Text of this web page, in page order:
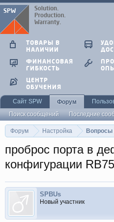
Форум Настройка
проброс порта в
конфигурации
SPBUs
Новый участник
ТОВАРЫ В
НАЛИЧИИ
ФИНАНСОВАЯ
ГИБКОСТЬ
ЦЕНТР
ОБУЧЕНИЯ
Сайт SPW
Форум
Поиск сообщений
Последние